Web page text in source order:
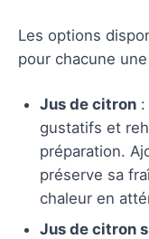
Les options
pour chacune
Jus de citron
gustatifs et
préparation.
préserve sa
chaleur en
Jus de citron